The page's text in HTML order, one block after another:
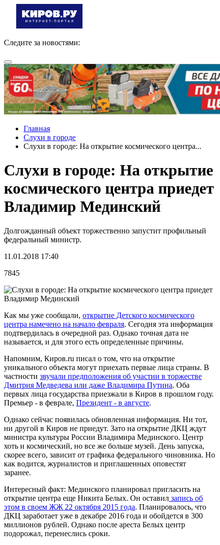
Следите за новостями:
Главная
Слухи в городе
Слухи в городе: На открытие космического центра...
Слухи в городе: На открытие
космического центра приедет
Владимир Мединский
Долгожданный объект торжественно запустит профильный
федеральный министр.
11.01.2018 17:40
7845
Как мы уже сообщали, открытие Детского космического
центра намечено на начало февраля. Сегодня эта информация
подтвердилась в очередной раз. Однако точная дата не
называется, и для этого есть определенные причины.
Напомним, Киров.ru писал о том, что на открытие
уникального объекта могут приехать первые лица страны. В
частности звучали предположения об участии в торжестве
Дмитрия Медведева или даже Владимира Путина. Оба
первых лица государства приезжали в Киров в прошлом году.
Премьер - в феврале, Президент - в августе.
Однако сейчас появилась обновленная информация. Ни тот,
ни другой в Киров не приедут. Зато на открытие ДКЦ ждут
министра культуры России Владимира Мединского. Центр
хоть и космический, но все же больше музей. День запуска,
скорее всего, зависит от графика федерального чиновника. Но
как водится, журналистов и приглашенных оповестят
заранее.
Интересный факт: Мединского планировал пригласить на
открытие центра еще Никита Белых. Он оставил запись об
этом в своем ЖЖ 22 октября 2015 года. Планировалось, что
ДКЦ заработает уже в декабре 2016 года и обойдется в 300
миллионов рублей. Однако после ареста Белых центр
подорожал, перенеслись сроки.